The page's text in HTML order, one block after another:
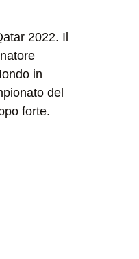
2022. Il
in
del
forte.